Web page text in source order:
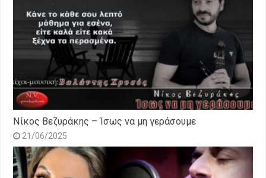
Νίκος Βεζυράκης – Ίσως να μη γεράσουμε
21/06/2025